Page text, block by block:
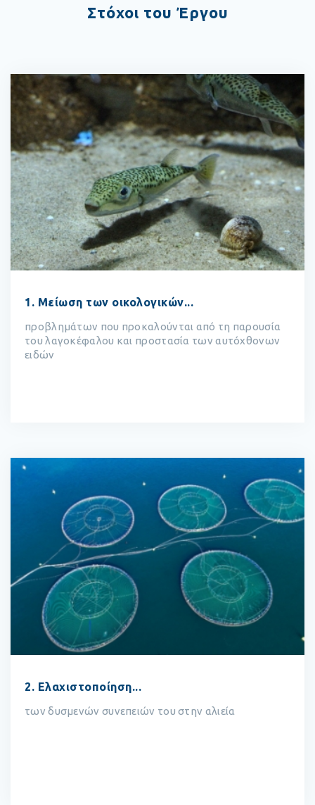
Στόχοι του Έργου
1. Μείωση των οικολογικών...
προβλημάτων που προκαλούνται από τη παρουσία
του λαγοκέφαλου και προστασία των αυτόχθονων
ειδών
2. Ελαχιστοποίηση...
των δυσμενών συνεπειών του στην αλιεία